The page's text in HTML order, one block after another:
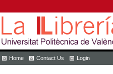
Home Contact Us Login